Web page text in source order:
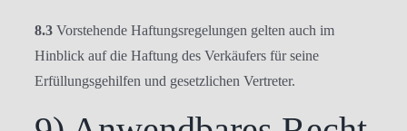
8.3 Vorstehende Haftungsregelungen gelten auch im
Hinblick auf die Haftung des Verkäufers für seine
Erfüllungsgehilfen und gesetzlichen Vertreter.